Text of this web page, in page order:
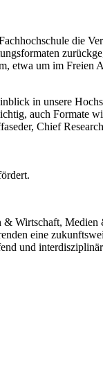
die
etwa um im Freien
in unsere
auch Formate
Chief
& Wirtschaft,
eine
und